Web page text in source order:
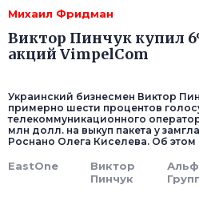
Михаил Фридман
Виктор Пинчук купил
акций VimpelСom
Украинский бизнесмен Виктор
примерно шести процентов
телекоммуникационного
млн долл. на выкуп пакета у
Роснано Олега Киселева. Об
EastOne
Виктор
Пинчук